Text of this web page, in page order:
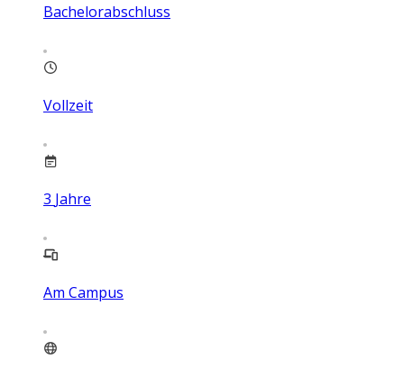
Bachelorabschluss
Vollzeit
3 Jahre
Am Campus